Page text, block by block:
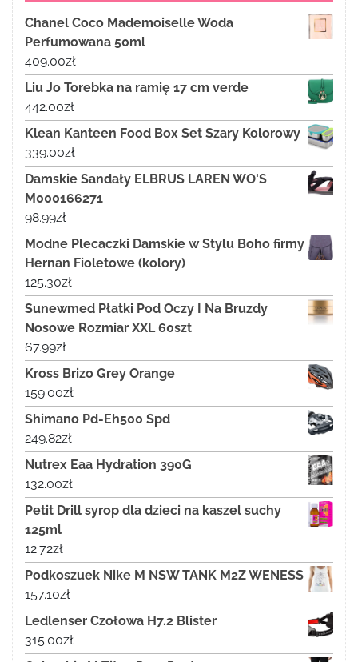
Chanel Coco Mademoiselle Woda
Perfumowana 50ml
409.00zł
Liu Jo Torebka na ramię 17 cm verde
442.00zł
Klean Kanteen Food Box Set Szary Kolorowy
339.00zł
Damskie Sandały ELBRUS LAREN WO'S
M000166271
98.99zł
Modne Plecaczki Damskie w Stylu Boho firmy
Hernan Fioletowe (kolory)
125.30zł
Sunewmed Płatki Pod Oczy I Na Bruzdy
Nosowe Rozmiar XXL 60szt
67.99zł
Kross Brizo Grey Orange
159.00zł
Shimano Pd-Eh500 Spd
249.82zł
Nutrex Eaa Hydration 390G
132.00zł
Petit Drill syrop dla dzieci na kaszel suchy
125ml
12.72zł
Podkoszuek Nike M NSW TANK M2Z WENESS
157.10zł
Ledlenser Czołowa H7.2 Blister
315.00zł